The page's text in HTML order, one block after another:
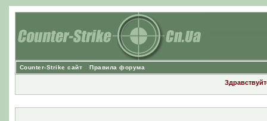
Counter-Strike сайт Правила форума